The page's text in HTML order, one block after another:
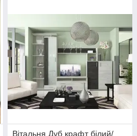
Вітальня Дуб крафт білий/